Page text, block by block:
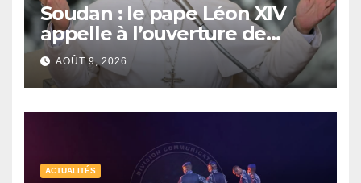
Soudan : le pape Léon XIV
appelle à l’ouverture de
couloirs humanitaires
AOÛT 9, 2026
ACTUALITÉS